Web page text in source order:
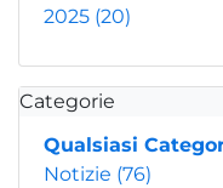
2025 (20)
Categorie
Qualsiasi
Notizie (76)